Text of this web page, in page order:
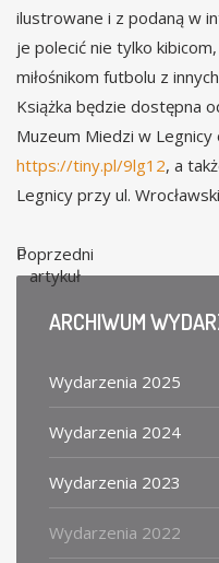
ilustrowane i z podaną w
je polecić nie tylko
miłośnikom futbolu z
Książka będzie dostępna
Muzeum Miedzi w
https://tiny.pl/9lg12, a
Legnicy przy ul.
Poprzedni
artykuł
ARCHIWUM
Wydarzenia 2025
Wydarzenia 2024
Wydarzenia 2023
Wydarzenia 2022